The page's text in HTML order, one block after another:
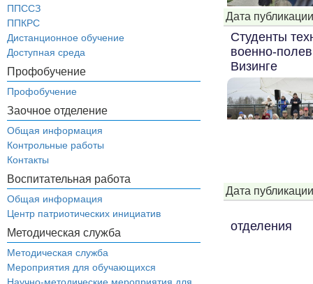
ППССЗ
ППКРС
Дистанционное обучение
Доступная среда
Профобучение
Профобучение
Заочное отделение
Общая информация
Контрольные работы
Контакты
Воспитательная работа
Общая информация
Центр патриотических инициатив
Методическая служба
Методическая служба
Мероприятия для обучающихся
Дата
Студенты
военно-
Визинге
Дата
отделения